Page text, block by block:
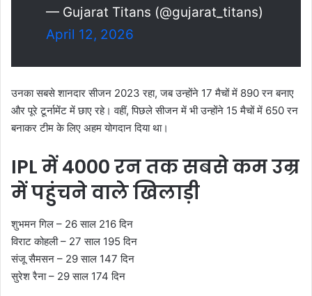
— Gujarat Titans (@gujarat_titans)
April 12, 2026
उनका सबसे शानदार सीजन 2023 रहा, जब उन्होंने 17 मैचों में 890 रन बनाए
और पूरे टूर्नामेंट में छाए रहे। वहीं, पिछले सीजन में भी उन्होंने 15 मैचों में 650 रन
बनाकर टीम के लिए अहम योगदान दिया था।
IPL में 4000 रन तक सबसे कम उम्र
में पहुंचने वाले खिलाड़ी
शुभमन गिल – 26 साल 216 दिन
विराट कोहली – 27 साल 195 दिन
संजू सैमसन – 29 साल 147 दिन
सुरेश रैना – 29 साल 174 दिन